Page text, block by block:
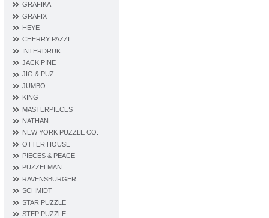
GRAFIKA
GRAFIX
HEYE
CHERRY PAZZI
INTERDRUK
JACK PINE
JIG & PUZ
JUMBO
KING
MASTERPIECES
NATHAN
NEW YORK PUZZLE CO.
OTTER HOUSE
PIECES & PEACE
PUZZELMAN
RAVENSBURGER
SCHMIDT
STAR PUZZLE
STEP PUZZLE